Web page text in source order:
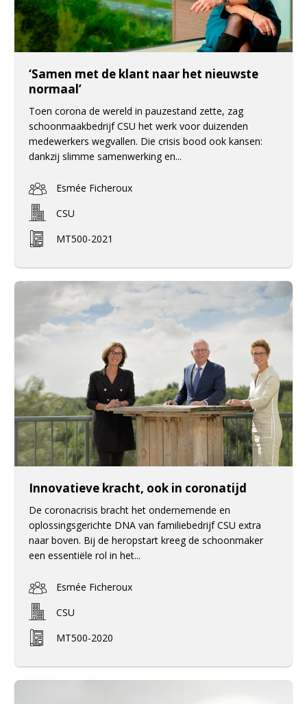
‘Samen met de klant naar het nieuwste
normaal’
Toen corona de wereld in pauzestand zette, zag
schoonmaakbedrijf CSU het werk voor duizenden
medewerkers wegvallen. Die crisis bood ook kansen:
dankzij slimme samenwerking en...
Esmée Ficheroux
CSU
MT500-2021
Innovatieve kracht, ook in coronatijd
De coronacrisis bracht het ondernemende en
oplossingsgerichte DNA van familiebedrijf CSU extra
naar boven. Bij de heropstart kreeg de schoonmaker
een essentiële rol in het...
Esmée Ficheroux
CSU
MT500-2020